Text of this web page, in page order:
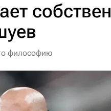
философию